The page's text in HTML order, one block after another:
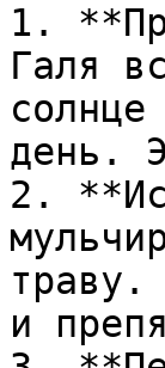
1.
Галя
день.
2.
траву.
и